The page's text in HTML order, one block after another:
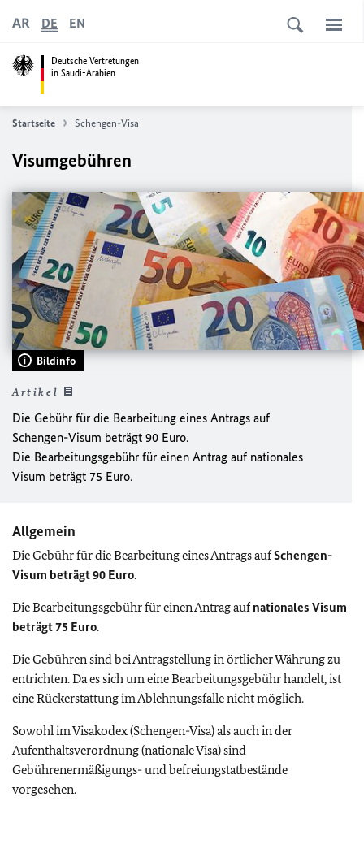
Deutsche Vertretungen
in Saudi-Arabien
AR DE EN
Startseite Schengen-Visa
Visumgebühren
Bildinfo
Artikel
Die Gebühr für die Bearbeitung eines Antrags auf
Schengen-Visum beträgt 90 Euro.
Die Bearbeitungsgebühr für einen Antrag auf nationales
Visum beträgt 75 Euro.
Allgemein
Die Gebühr für die Bearbeitung eines Antrags aufSchengen-
Visum beträgt 90 Euro.
Die Bearbeitungsgebühr für einen Antrag aufnationales Visum
beträgt 75 Euro.
Die Gebühren sind bei Antragstellung in örtlicher Währung zu
entrichten. Da es sich um eine Bearbeitungsgebühr handelt, ist
eine Rückerstattung im Ablehnungsfalle nicht möglich.
Sowohl im Visakodex (Schengen-Visa) als auch in der
Aufenthaltsverordnung (nationale Visa) sind
Gebührenermäßigungs- und befreiungstatbestände
vorgesehen.